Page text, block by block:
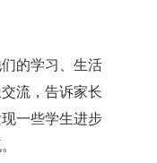
的学习、生活
流，告诉家长
一些学生进步